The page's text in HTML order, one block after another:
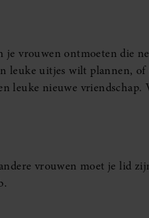
je vrouwen ontmoeten die
leuke uitjes wilt plannen,
leuke nieuwe
vrouwen moet je lid